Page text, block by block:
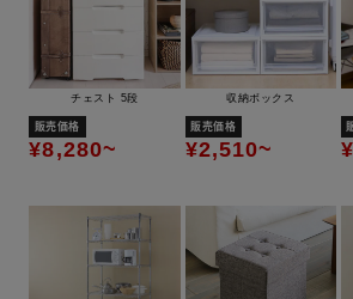
チェスト 5段
販売価格
¥8,280~
収納ボックス
販売価格
¥2,510~